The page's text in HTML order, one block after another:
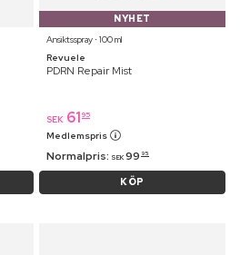
NYHET
Ansiktsspray ⋅ 100 ml
Revuele
PDRN Repair Mist
SEK 61 95
Medlemspris
Normalpris: SEK 99 95
KÖP